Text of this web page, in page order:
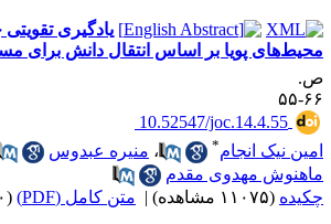
یادگیری تقویتی
پویا بر اساس انتقال دانش برای
۵۵
‎ 10.52547/joc.14.4.55
نیک انجام* ،منیره عبدوس
،
مهدوی مقدم
(۱۱۰۷۵ مشاهده) | متن کامل (PDF) (۴۶۶۰ دریافت)